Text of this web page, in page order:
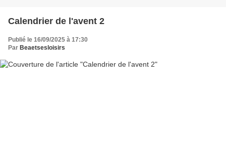
Calendrier de l'avent 2
Publié le 16/09/2025 à 17:30
Par Beaetsesloisirs